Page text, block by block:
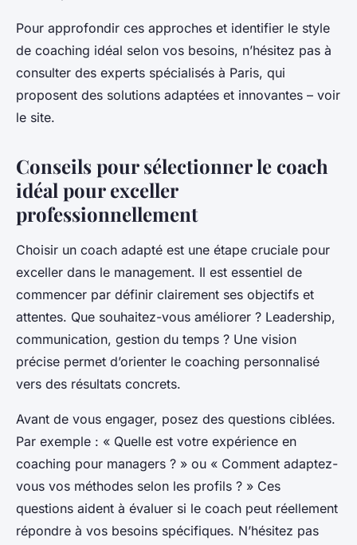
Pour approfondir ces approches et identifier le style
de coaching idéal selon vos besoins, n’hésitez pas à
consulter des experts spécialisés à Paris, qui
proposent des solutions adaptées et innovantes – voir
le site.
Conseils pour sélectionner le coach
idéal pour exceller
professionnellement
Choisir un coach adapté est une étape cruciale pour
exceller dans le management. Il est essentiel de
commencer par définir clairement ses objectifs et
attentes. Que souhaitez-vous améliorer ? Leadership,
communication, gestion du temps ? Une vision
précise permet d’orienter le coaching personnalisé
vers des résultats concrets.
Avant de vous engager, posez des questions ciblées.
Par exemple : « Quelle est votre expérience en
coaching pour managers ? » ou « Comment adaptez-
vous vos méthodes selon les profils ? » Ces
questions aident à évaluer si le coach peut réellement
répondre à vos besoins spécifiques. N’hésitez pas